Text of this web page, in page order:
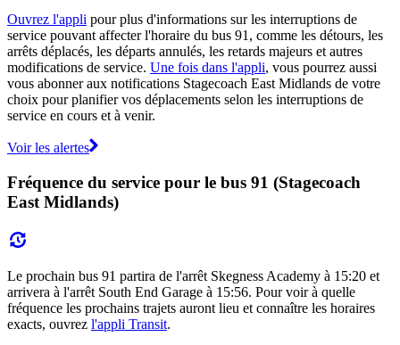
Ouvrez l'appli pour plus d'informations sur les interruptions de
service pouvant affecter l'horaire du bus 91, comme les détours, les
arrêts déplacés, les départs annulés, les retards majeurs et autres
modifications de service. Une fois dans l'appli, vous pourrez aussi
vous abonner aux notifications Stagecoach East Midlands de votre
choix pour planifier vos déplacements selon les interruptions de
service en cours et à venir.
Voir les alertes
Fréquence du service pour le bus 91 (Stagecoach
East Midlands)
Le prochain bus 91 partira de l'arrêt Skegness Academy à 15:20 et
arrivera à l'arrêt South End Garage à 15:56. Pour voir à quelle
fréquence les prochains trajets auront lieu et connaître les horaires
exacts, ouvrez l'appli Transit.